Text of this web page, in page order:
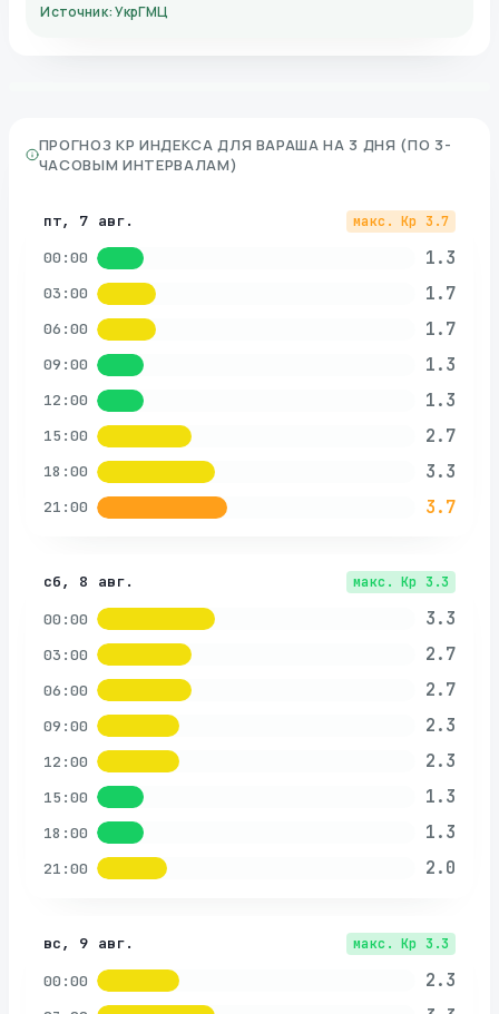
Источник: УкрГМЦ
ПРОГНОЗ KP ИНДЕКСА ДЛЯ ВАРАША НА 3 ДНЯ (ПО 3-
ЧАСОВЫМ ИНТЕРВАЛАМ)
пт, 7 авг. макс. Kp 3.7
00:00 1.3
03:00 1.7
06:00 1.7
09:00 1.3
12:00 1.3
15:00 2.7
18:00 3.3
21:00 3.7
сб, 8 авг. макс. Kp 3.3
00:00 3.3
03:00 2.7
06:00 2.7
09:00 2.3
12:00 2.3
15:00 1.3
18:00 1.3
21:00 2.0
вс, 9 авг. макс. Kp 3.3
00:00 2.3